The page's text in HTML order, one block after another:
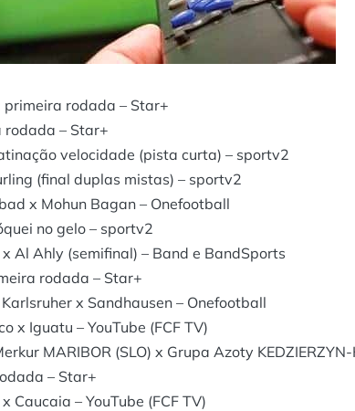
rodada – Star+
rodada – Star+
velocidade (pista curta) – sportv2
(final duplas mistas) – sportv2
x Mohun Bagan – Onefootball
no gelo – sportv2
Al Ahly (semifinal) – Band e BandSports
rodada – Star+
x Sandhausen – Onefootball
x Iguatu – YouTube (FCF TV)
MARIBOR (SLO) x Grupa Azoty KEDZIERZYN-
– Star+
Caucaia – YouTube (FCF TV)